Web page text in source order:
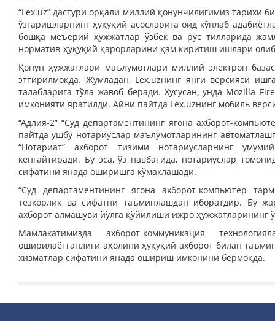
“Lex.uz” дастури орқали миллий қонунчилигимиз тарихи
ўзгаришларнинг ҳуқуқий асосларига оид кўплаб
бошқа меъёрий ҳужжатлар ўзбек ва рус тилларида
норматив-ҳуқуқий қарорларини ҳам киритиш ишлари
Қонун ҳужжатлари маълумотлари миллий электрон
эттирилмоқда. Жумладан, Lex.uzнинг янги версияси
талабларига тўла жавоб беради. Хусусан, унда Mozilla
имконияти яратилди. Айни пайтда Lex.uzнинг мобиль
“Адлия-2” “Суд департаментининг ягона ахборот-
пайтда ушбу нотариуслар маълумотларининг
“Нотариат” ахборот тизими нотариусларнинг
кенгайтиради. Бу эса, ўз навбатида, нотариуслар
сифатини янада оширишга кўмаклашади.
“Суд департаментининг ягона ахборот-компьютер
тезкорлик ва сифатни таъминлашдан иборатдир. Бу
ахборот алмашуви йўлга қўйилиши ижро ҳужжатларининг
Мамлакатимизда ахборот-коммуникация
оширилаётганлиги аҳолини ҳуқуқий ахборот билан
хизматлар сифатини янада ошириш имконини бермоқда.